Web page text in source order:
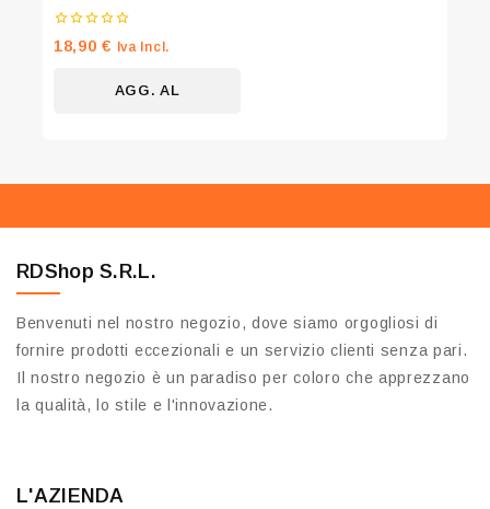
0
su
18,90€ Iva Incl.
AGG. AL
RDShop S.R.L.
Benvenuti nel nostro negozio, dove siamo orgogliosi di
fornire prodotti eccezionali e un servizio clienti senza pari.
Il nostro negozio è un paradiso per coloro che apprezzano
la qualità, lo stile e l'innovazione.
L'AZIENDA